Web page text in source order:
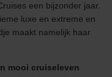
een bijzonder jaar.
luxe en extreme en
maakt namelijk haar
mooi cruiseleven